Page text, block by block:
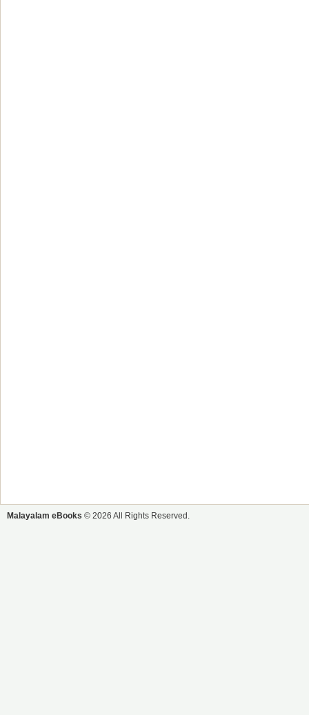
Malayalam eBooks © 2026 All Rights Reserved.